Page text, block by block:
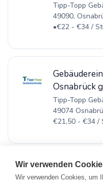
Tipp-Topp
49090,
•€22 - €34 /
Osnabrück
Tipp-Topp
49074
€21,50 - €34 /
Wir verwenden
Wir verwenden Cookies, um